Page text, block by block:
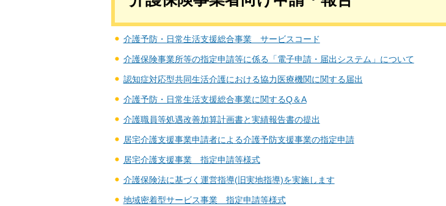
介護予防・日常生活支援総合事業 サービスコード
介護保険事業所等の指定申請等に係る「電子申請・届出システム」について
認知症対応型共同生活介護における協力医療機関に関する届出
介護予防・日常生活支援総合事業に関するQ＆A
介護職員等処遇改善加算計画書と実績報告書の提出
居宅介護支援事業申請者による介護予防支援事業の指定申請
居宅介護支援事業 指定申請等様式
介護保険法に基づく運営指導(旧実地指導)を実施します
地域密着型サービス事業 指定申請等様式